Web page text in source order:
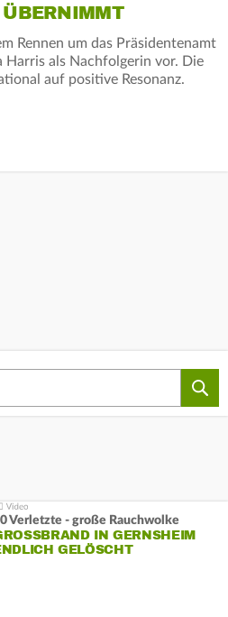
Rennen um das Präsidentenamt
Harris als Nachfolgerin vor. Die
auf positive Resonanz.
Verletzte - große Rauchwolke
IN GERNSHEIM E
GELÖSCHT